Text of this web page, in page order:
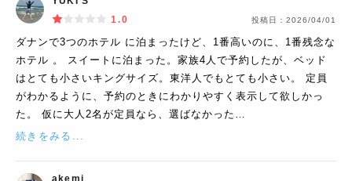
1.0
投稿日： 2026/04/01
ダナンで3つのホテル に泊まったけど、1番高いのに、1番残念な
ホテル 。 スイートに泊まった。家族4人で予約したが、ベッド
はとても小さいキングサイズ。東洋人でもとても小さい。 定員
がわかるように、予約のときにわかりやすく表示して欲しかっ
た。 仮に大人2名が定員なら、選ばなかった…
続きをみる...
akemi